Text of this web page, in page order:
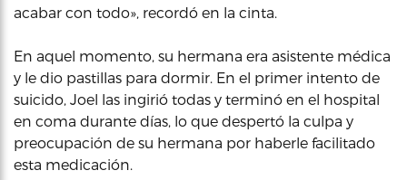
acabar con todo», recordó en la cinta.
En aquel momento, su hermana era asistente médica
y le dio pastillas para dormir. En el primer intento de
suicido, Joel las ingirió todas y terminó en el hospital
en coma durante días, lo que despertó la culpa y
preocupación de su hermana por haberle facilitado
esta medicación.